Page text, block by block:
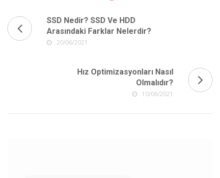
SSD Nedir? SSD Ve HDD
Arasındaki Farklar Nelerdir?
20/06/2021
Hız Optimizasyonları Nasıl
Olmalıdır?
10/06/2021